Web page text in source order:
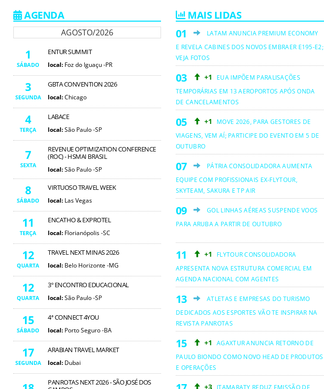
AGENDA
AGOSTO/2026
1
SÁBADO
ENTUR SUMMIT
local: Foz do Iguaçu -PR
3
SEGUNDA
GBTA CONVENTION 2026
local:Chicago
4
TERÇA
LABACE
local:São Paulo -SP
7
SEXTA
REVENUE OPTIMIZATION CONFERENCE
(ROC) - HSMAI BRASIL
local:São Paulo -SP
8
SÁBADO
VIRTUOSO TRAVEL WEEK
local: Las Vegas
11
TERÇA
ENCATHO & EXPROTEL
local: Florianópolis -SC
12
QUARTA
TRAVEL NEXT MINAS 2026
local: Belo Horizonte -MG
12
QUARTA
3º ENCONTRO EDUCACIONAL
local:São Paulo -SP
15
SÁBADO
4ª CONNECT 4YOU
local: Porto Seguro -BA
17
SEGUNDA
ARABIAN TRAVEL MARKET
local: Dubai
PANROTAS NEXT 2026 - SÃO JOSÉ DOS
MAIS LIDAS
LATAM ANUNCIA PREMIUM ECONOMY
E REVELA CABINES DOS NOVOS EMBRAER E195-E2;
VEJA FOTOS
+1
EUA IMPÕEM PARALISAÇÕES
TEMPORÁRIAS EM 13 AEROPORTOS APÓS ONDA
DE CANCELAMENTOS
+1
MOVE 2026, PARA GESTORES DE
VIAGENS, VEM AÍ; PARTICIPE DO EVENTO EM 5 DE
OUTUBRO
PÁTRIA CONSOLIDADORA AUMENTA
EQUIPE COM PROFISSIONAIS EX-FLYTOUR,
SKYTEAM, SAKURA E TP AIR
GOL LINHAS AÉREAS SUSPENDE VOOS
PARA ARUBA A PARTIR DE OUTUBRO
+1
FLYTOUR CONSOLIDADORA
APRESENTA NOVA ESTRUTURA COMERCIAL EM
AGENDA NACIONAL COM AGENTES
ATLETAS E EMPRESAS DO TURISMO
DEDICADOS AOS ESPORTES VÃO TE INSPIRAR NA
REVISTA PANROTAS
+1
AGAXTUR ANUNCIA RETORNO DE
PAULO BIONDO COMO NOVO HEAD DE PRODUTOS
E OPERAÇÕES
+3